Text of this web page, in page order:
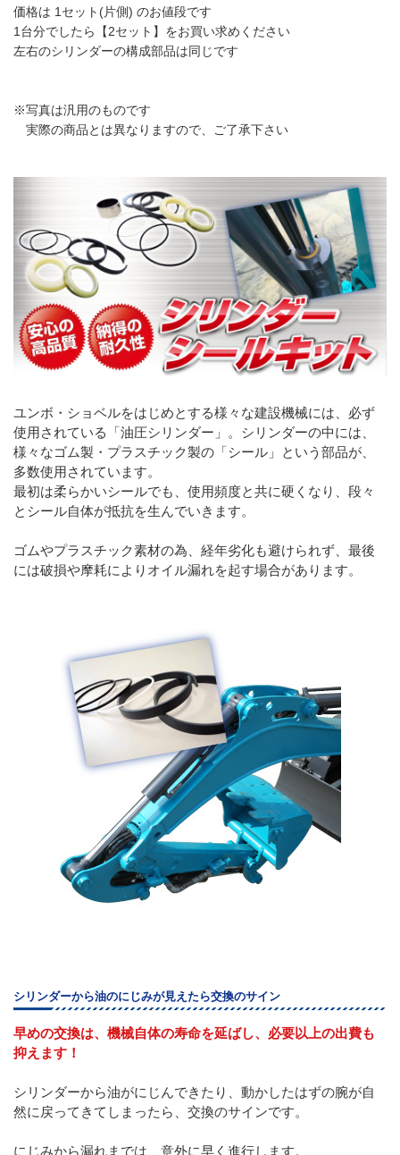
価格は 1セット(片側) のお値段です
1台分でしたら【2セット】をお買い求めください
左右のシリンダーの構成部品は同じです
※写真は汎用のものです
実際の商品とは異なりますので、ご了承下さい
ユンボ・ショベルをはじめとする様々な建設機械には、必ず
使用されている「油圧シリンダー」。シリンダーの中には、
様々なゴム製・プラスチック製の「シール」という部品が、
多数使用されています。
最初は柔らかいシールでも、使用頻度と共に硬くなり、段々
とシール自体が抵抗を生んでいきます。
ゴムやプラスチック素材の為、経年劣化も避けられず、最後
には破損や摩耗によりオイル漏れを起す場合があります。
シリンダーから油のにじみが見えたら交換のサイン
早めの交換は、機械自体の寿命を延ばし、必要以上の出費も
抑えます！
シリンダーから油がにじんできたり、動かしたはずの腕が自
然に戻ってきてしまったら、交換のサインです。
にじみから漏れまでは、意外に早く進行します。